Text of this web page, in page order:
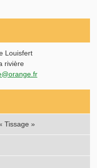
Louisfert
rivière
Tissage »